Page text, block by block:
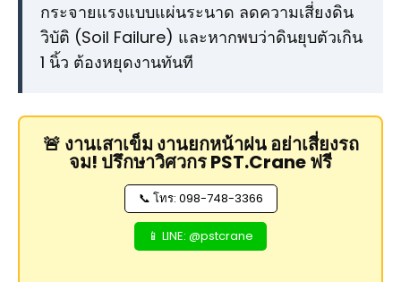
กระจายแรงแบบแผ่นระนาด ลดความเสี่ยงดิน
วิบัติ (Soil Failure) และหากพบว่าดินยุบตัวเกิน
1 นิ้ว ต้องหยุดงานทันที
🚨 งานเสาเข็ม งานยกหน้าฝน อย่าเสี่ยงรถ
จม! ปรึกษาวิศวกร PST.Crane ฟรี
📞 โทร: 098-748-3366
📱 LINE: @pstcrane